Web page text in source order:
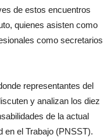
de estos encuentros
quienes asisten como
como secretarios
representantes del
y analizan los diez
de la actual
en el Trabajo (PNSST).